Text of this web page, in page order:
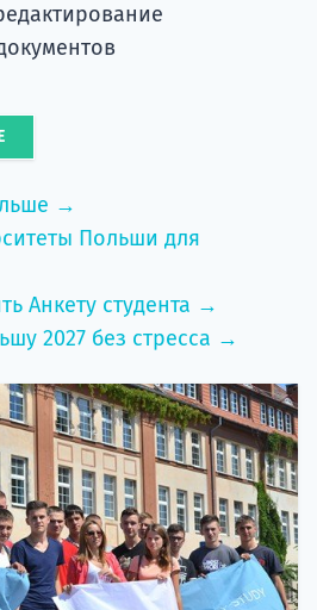
→
Польши для
Анкету студента →
2027 без стресса →